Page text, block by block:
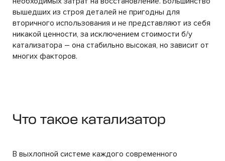
вышедших из строя деталей не пригодны для
вторичного использования и не представляют из себя
никакой ценности, за исключением стоимости б/у
катализатора – она стабильно высокая, но зависит от
многих факторов.
Что такое катализатор
В выхлопной системе каждого современного